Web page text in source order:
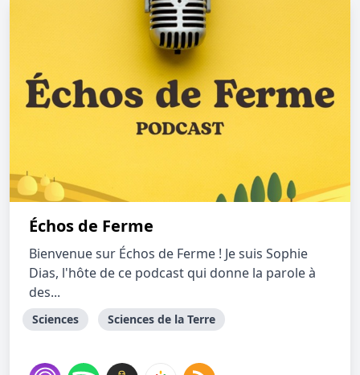
Échos de Ferme
Bienvenue sur Échos de Ferme ! Je suis Sophie
Dias, l'hôte de ce podcast qui donne la parole à
des...
Sciences Sciences de la Terre